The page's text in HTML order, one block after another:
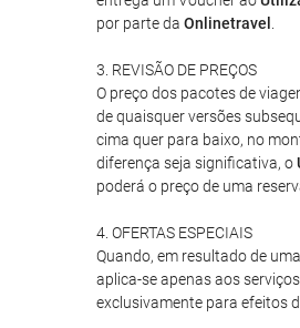
por parte da Onlinetravel
3. REVISÃO DE PREÇOS
O preço dos pacotes de
de quaisquer versões
cima quer para baixo, no
diferença seja significativa, o
poderá o preço de uma
4. OFERTAS ESPECIAIS
Quando, em resultado de
aplica-se apenas aos
exclusivamente para efeitos